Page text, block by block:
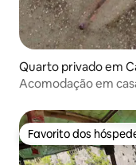
Quarto privado em
Acomodação em
Favorito dos
Favorito dos